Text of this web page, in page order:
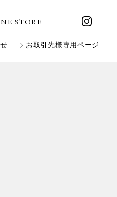
STORE
お取引先様専用ページ